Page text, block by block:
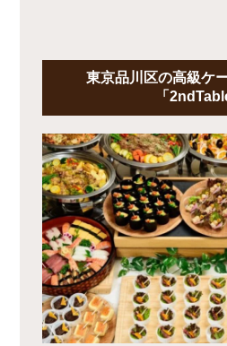
東京品川区の高級ケ
「